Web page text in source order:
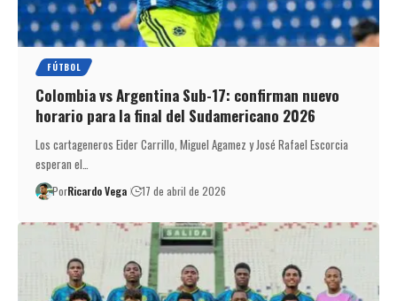
FÚTBOL
Colombia vs Argentina Sub-17: confirman nuevo
horario para la final del Sudamericano 2026
Los cartageneros Eider Carrillo, Miguel Agamez y José Rafael Escorcia
esperan el…
PorRicardo Vega 17 de abril de 2026